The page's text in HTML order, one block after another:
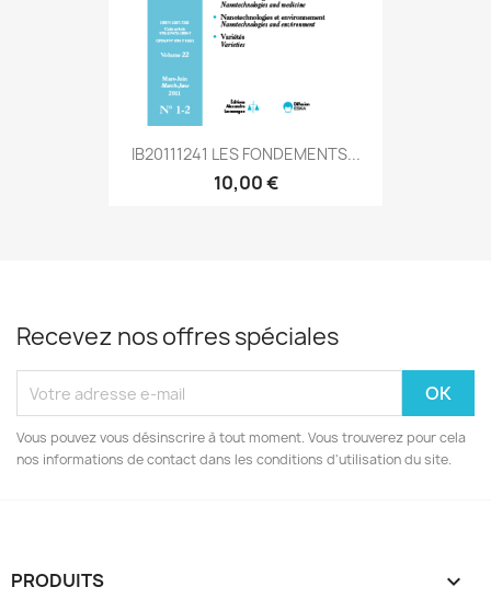
IB20111241 LES FONDEMENTS...
10,00 €
Recevez nos offres spéciales
Vous pouvez vous désinscrire à tout moment. Vous trouverez pour cela
nos informations de contact dans les conditions d'utilisation du site.
PRODUITS 